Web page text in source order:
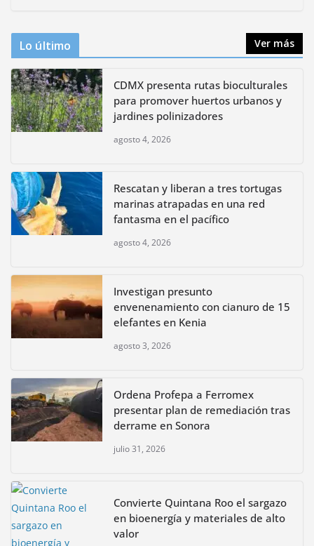
Lo último Ver más
CDMX presenta rutas bioculturales
para promover huertos urbanos y
jardines polinizadores
agosto 4, 2026
Rescatan y liberan a tres tortugas
marinas atrapadas en una red
fantasma en el pacífico
agosto 4, 2026
Investigan presunto
envenenamiento con cianuro de 15
elefantes en Kenia
agosto 3, 2026
Ordena Profepa a Ferromex
presentar plan de remediación tras
derrame en Sonora
julio 31, 2026
Convierte Quintana Roo el sargazo
en bioenergía y materiales de alto
valor